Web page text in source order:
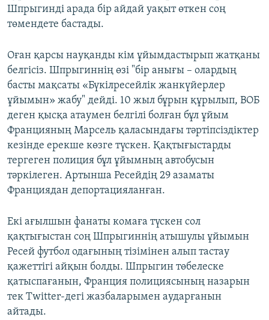
Шпрыгинді арада бір айдай уақыт өткен соң
төмендете бастады.
Оған қарсы науқанды кім ұйымдастырып жатқаны
белгісіз. Шпрыгиннің өзі "бір анығы – олардың
басты мақсаты «Бүкілресейлік жанкүйерлер
ұйымын» жабу" дейді. 10 жыл бұрын құрылып, ВОБ
деген қысқа атаумен белгілі болған бұл ұйым
Францияның Марсель қаласындағы тәртіпсіздіктер
кезінде ерекше көзге түскен. Қақтығыстарды
тергеген полиция бұл ұйымның автобусын
тәркілеген. Артынша Ресейдің 29 азаматы
Франциядан депортацияланған.
Екі ағылшын фанаты комаға түскен сол
қақтығыстан соң Шпрыгиннің атышулы ұйымын
Ресей футбол одағының тізімінен алып тастау
қажеттігі айқын болды. Шпрыгин төбелеске
қатыспағанын, Франция полициясының назарын
тек Twitter-дегі жазбаларымен аударғанын
айтады.